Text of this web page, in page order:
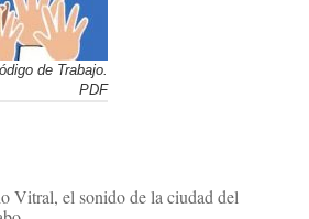
de Trabajo.
PDF
Vitral, el sonido de la ciudad del